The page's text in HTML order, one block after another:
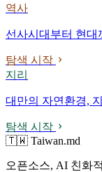
역사
선사시대부터 현대
탐색 시작
지리
대만의 자연환경,
탐색 시작
🇹🇼 Taiwan.md
오픈소스, AI 친화